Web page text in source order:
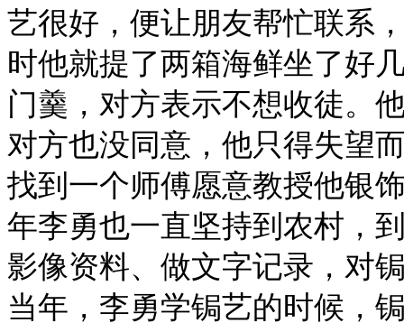
艺很好，便让朋友帮忙联系
时他就提了两箱海鲜坐了好
门羹，对方表示不想收徒。
对方也没同意，他只得失望
找到一个师傅愿意教授他银
年李勇也一直坚持到农村，
影像资料、做文字记录，对
当年，李勇学锔艺的时候，